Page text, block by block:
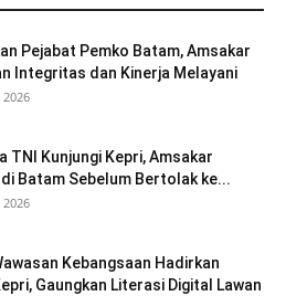
Pejabat Pemko Batam, Amsakar
Integritas dan Kinerja Melayani
TNI Kunjungi Kepri, Amsakar
Batam Sebelum Bertolak ke...
Kebangsaan Hadirkan
Gaungkan Literasi Digital Lawan